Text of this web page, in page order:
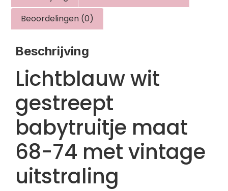
Beoordelingen (0)
Beschrijving
Lichtblauw wit
gestreept
babytruitje maat
68-74 met vintage
uitstraling